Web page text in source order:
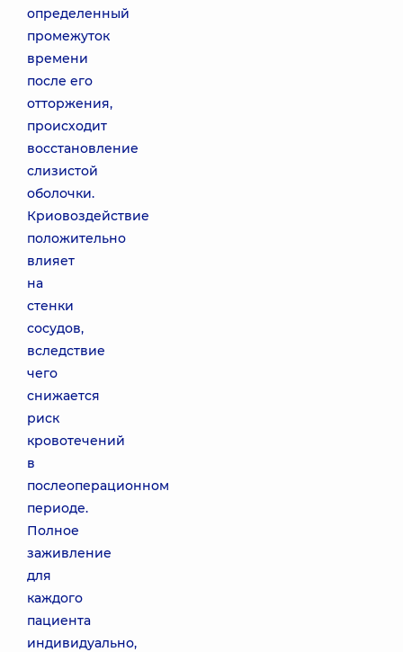
определенный
промежуток
времени
после его
отторжения,
происходит
восстановление
слизистой
оболочки.
Криовоздействие
положительно
влияет
на
стенки
сосудов,
вследствие
чего
снижается
риск
кровотечений
в
послеоперационном
периоде.
Полное
заживление
для
каждого
пациента
индивидуально,